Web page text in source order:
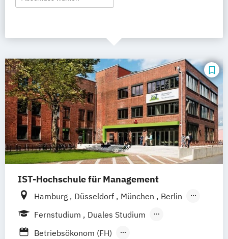
IST-Hochschule für Management
Hamburg Düsseldorf München
Berlin
Weil am Rhein
Frankfurt am Main
Fernstudium
Duales Studium
Fernlehrgang
Betriebsökonom (FH)